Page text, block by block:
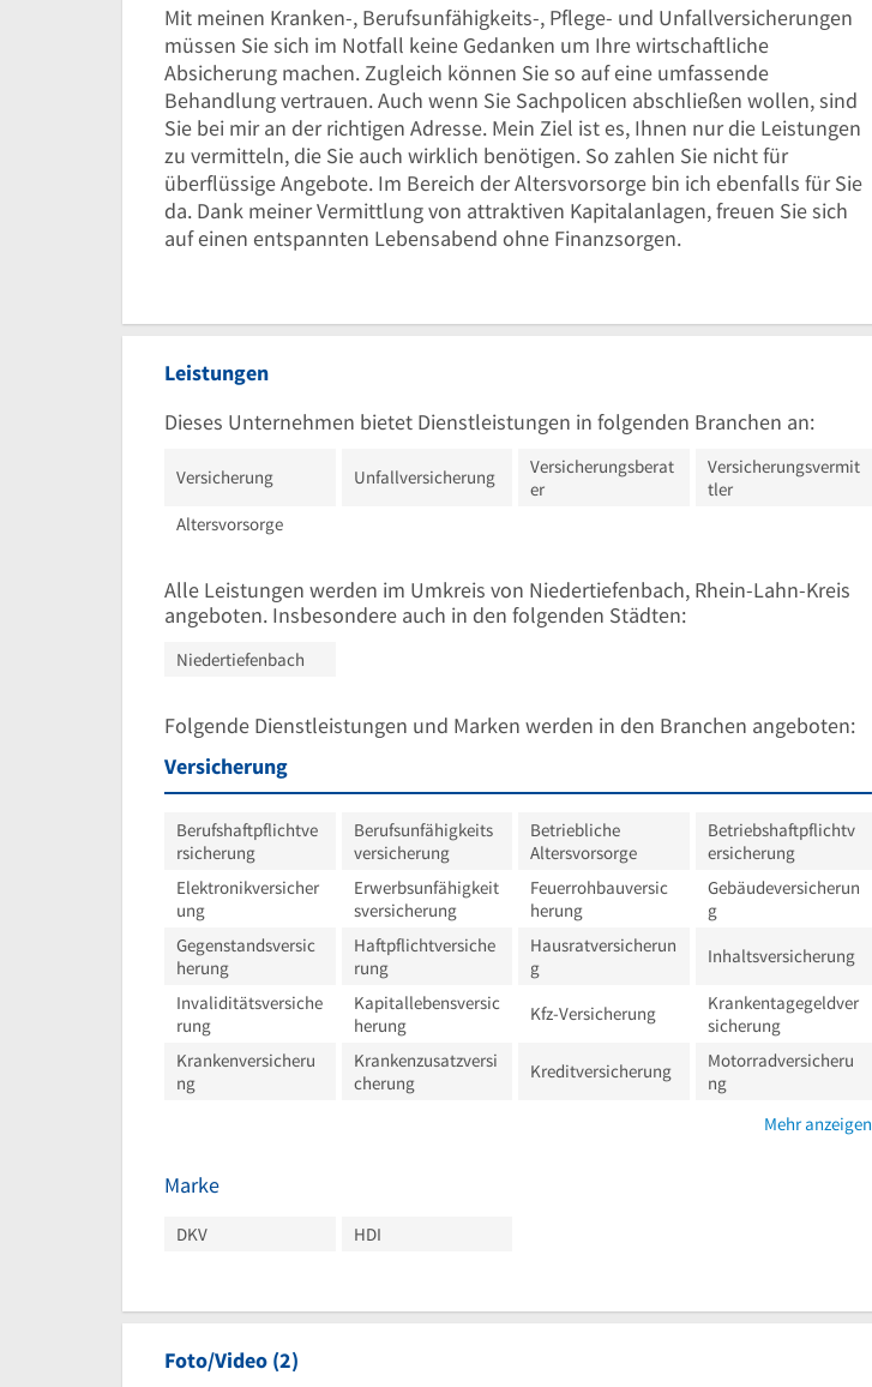
Mit meinen Kranken-, Berufsunfähigkeits-, Pflege- und Unfallversicherungen
müssen Sie sich im Notfall keine Gedanken um Ihre wirtschaftliche
Absicherung machen. Zugleich können Sie so auf eine umfassende
Behandlung vertrauen. Auch wenn Sie Sachpolicen abschließen wollen, sind
Sie bei mir an der richtigen Adresse. Mein Ziel ist es, Ihnen nur die Leistungen
zu vermitteln, die Sie auch wirklich benötigen. So zahlen Sie nicht für
überflüssige Angebote. Im Bereich der Altersvorsorge bin ich ebenfalls für Sie
da. Dank meiner Vermittlung von attraktiven Kapitalanlagen, freuen Sie sich
auf einen entspannten Lebensabend ohne Finanzsorgen.
Leistungen
Dieses Unternehmen bietet Dienstleistungen in folgenden Branchen an:
Versicherung Unfallversicherung
Versicherungsberat
er
Versicherungsvermit
tler
Altersvorsorge
Alle Leistungen werden im Umkreis von Niedertiefenbach, Rhein-Lahn-Kreis
angeboten. Insbesondere auch in den folgenden Städten:
Niedertiefenbach
Folgende Dienstleistungen und Marken werden in den Branchen angeboten:
Versicherung
Berufshaftpflichtve
rsicherung
Berufsunfähigkeits
versicherung
Betriebliche
Altersvorsorge
Betriebshaftpflichtv
ersicherung
Elektronikversicher
ung
Erwerbsunfähigkeit
sversicherung
Feuerrohbauversic
herung
Gebäudeversicherun
g
Gegenstandsversic
herung
Haftpflichtversiche
rung
Hausratversicherun
g
Inhaltsversicherung
Invaliditätsversiche
rung
Kapitallebensversic
herung
Kfz-Versicherung
Krankentagegeldver
sicherung
Krankenversicheru
ng
Krankenzusatzversi
cherung
Kreditversicherung
Motorradversicheru
ng
Mehr anzeigen
Marke
DKV HDI
Foto/Video (2)